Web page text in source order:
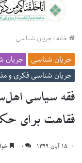
خانه/جریان شناسی
جریان شناسی
جریان
جریان شناسی فکری و
فقه سیاسی
فقاهت برای
۱۵ آبان ۱۳۹۹ ۰